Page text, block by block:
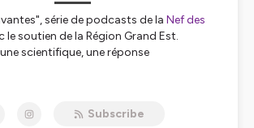
série de podcasts de la Nef des
le soutien de la Région Grand Est.
scientifique, une réponse
:
Subscribe